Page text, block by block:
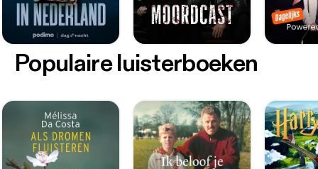
Populaire luisterboeken